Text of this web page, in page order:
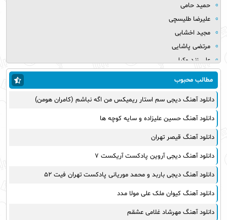
حمید حامی
علیرضا طلیسچی
مجید اخشابی
مرتضی پاشایی
علی زند وکیلی
میلاد بابایی
مهدی یراحی
روزبه نعمت الهی
عماد طالب زاده
یوسف زمانی
مجید خراطها
زانیار خسروی
پرواز همای
بهنام علمشاهی
مطالب محبوب
دانلود آهنگ دیجی سم استار ریمیکس من اگه نباشم (کامران هومن)
دانلود آهنگ حسین علیزاده و سایه کوچه ها
دانلود آهنگ قیصر تهران
دانلود آهنگ دیجی آروین پادکست آریکست ۷
دانلود آهنگ دیجی باربد و محمد موریانی پادکست تهران فیت ۵۲
دانلود آهنگ کیوان ملک علی مولا مدد
دانلود آهنگ مهرشاد غلامی عشقم